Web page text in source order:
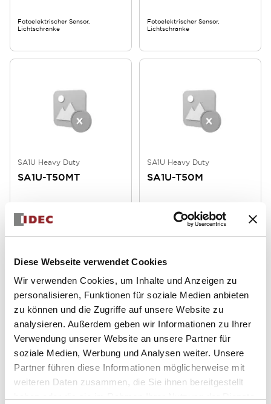
Diese Webseite verwendet Cookies
Wir verwenden Cookies, um Inhalte und Anzeigen zu
personalisieren, Funktionen für soziale Medien anbieten
zu können und die Zugriffe auf unsere Website zu
analysieren. Außerdem geben wir Informationen zu Ihrer
Verwendung unserer Website an unsere Partner für
soziale Medien, Werbung und Analysen weiter. Unsere
Partner führen diese Informationen möglicherweise mit
weiteren Daten zusammen, die Sie ihnen bereitgestellt
Fotoelektrischer Sensor,
Lichtschranke
Fotoelektrischer Sensor,
Lichtschranke
SA1U Heavy Duty
SA1U-T50MT
Lichtschranke
SA1U Heavy Duty
SA1U-T50M
Lichtschranke
SA1U Heavy Duty
SA1U-P07MWT SA1U-P07MW
Fotoelektrischer Sensor,